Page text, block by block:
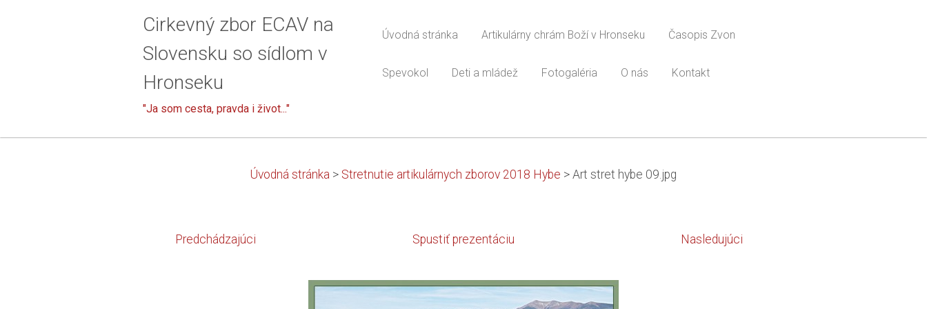
Cirkevný zbor ECAV na
Slovensku so sídlom v
Hronseku
"Ja som cesta, pravda i život..."
Úvodná stránka Artikulárny chrám Boží v Hronseku Časopis Zvon
Spevokol Deti a mládež Fotogaléria O nás Kontakt
Úvodná stránka > Stretnutie artikulárnych zborov 2018 Hybe > Art stret hybe 09.jpg
Predchádzajúci Spustiť prezentáciu Nasledujúci